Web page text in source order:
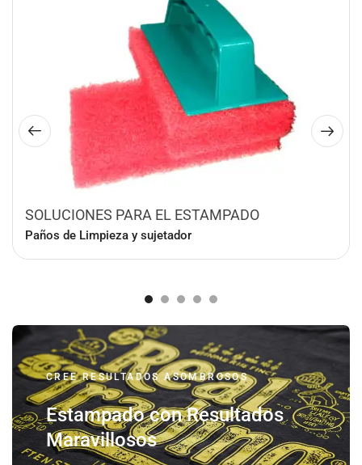
SOLUCIONES PARA EL ESTAMPADO
Paños de Limpieza y sujetador
CREE RESULTADOS ASOMBROSOS
Estampado con Resultados
Maravillosos